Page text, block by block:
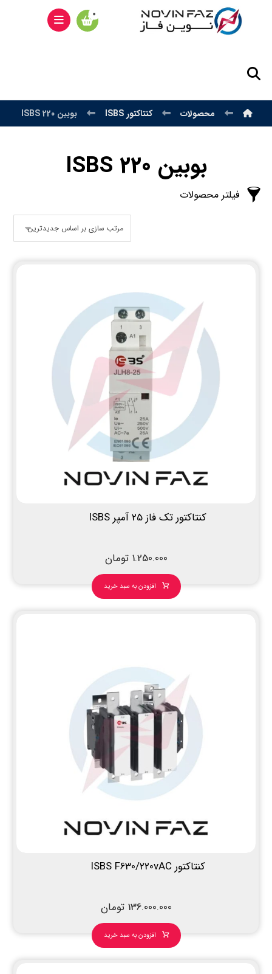
محصولات کنتاکتور ISBS بوبین 220 ISBS
بوبین 220 ISBS
فیلتر محصولات
کنتاکتور تک فاز 25 آمپر ISBS
1.250.000 تومان
افزودن به سبد خرید
کنتاکتور ISBS F630/220vAC
136.000.000 تومان
افزودن به سبد خرید